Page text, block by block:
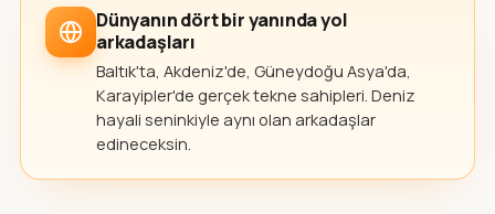
Dünyanın dört bir yanında yol
arkadaşları
Baltık'ta, Akdeniz'de, Güneydoğu Asya'da,
Karayipler'de gerçek tekne sahipleri. Deniz
hayali seninkiyle aynı olan arkadaşlar
edineceksin.